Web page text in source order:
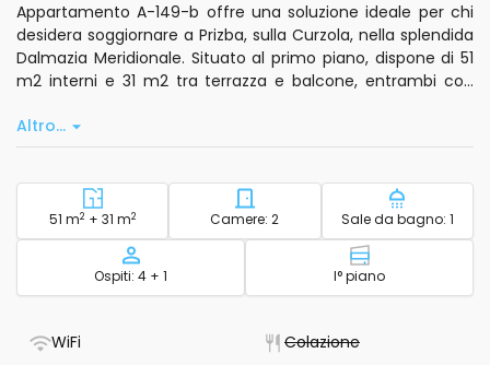
Appartamento A-149-b offre una soluzione ideale per chi
desidera soggiornare a Prizba, sulla Curzola, nella splendida
Dalmazia Meridionale. Situato al primo piano, dispone di 51
m2 interni e 31 m2 tra terrazza e balcone, entrambi con
due camere da letto e nel soggiorno.
satellitare garantiscono comfort e intrattenimento. Cucina
privata completa di stoviglie essenziali, bollitore elettrico e
lavastoviglie. Disponibili biancheria da letto, asciugamani da
bagno, prodotti da toilette, ferro da stiro e asciugacapelli.
mare, mentre l’area esterna di 80 m2 offre spazio per
sedersi all’aperto. Griglia fissa e possibilità di ormeggio
Altro...
Superficie - alloggio
51 m2 + 31 m2 Numero di camere da letto
Camere: 2 Numero
Sale da bagno: 1
Capienza ricettiva
Ospiti: 4 + 1 Livello -
I° piano
WiFi - Dispone di connessione Wi-FiColazione- Non disponibile